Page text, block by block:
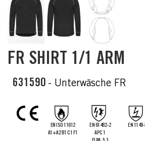
Skip
to
beginning
images
gallery
FR SHIRT 1/1 ARM
631590 - Unterwäsche FR
EN ISO 11612
A1+A2 B1 C1 F1
EN 61482-2
APC 1
EN